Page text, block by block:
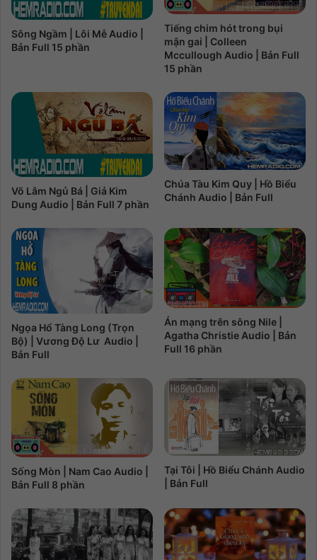
Sông Ngầm | Lôi Mễ Audio |
Bản Full 15 phần
Tiếng chim hót trong bụi
mận gai | Colleen
Mccullough Audio | Bản Full
15 phần
Võ Lâm Ngủ Bá | Giả Kim
Dung Audio | Bản Full 7 phần
Chúa Tàu Kim Quy | Hồ Biểu
Chánh Audio | Bản Full
Ngọa Hổ Tàng Long (Trọn
Bộ) | Vương Độ Lư Audio |
Bản Full
Án mạng trên sông Nile |
Agatha Christie Audio | Bản
Full 16 phần
Sống Mòn | Nam Cao Audio |
Bản Full 8 phần
Tại Tôi | Hồ Biểu Chánh Audio
| Bản Full